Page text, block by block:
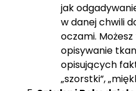
jak
w danej chwili
oczami.
opisywanie
opisujących
„szorstki”,